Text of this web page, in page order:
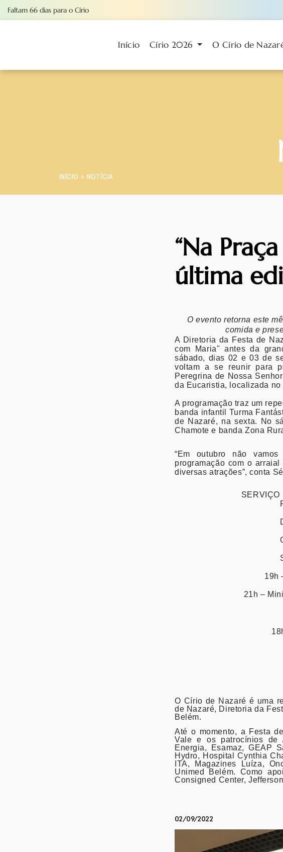
Faltam 66 dias para o Círio
Início Círio 2026 O Círio de
INÍCIO NOTÍCIA
“Na
última
O evento retorna este
comida e
A Diretoria da Festa de
com Maria" antes da
sábado, dias 02 e 03 de
voltam a se reunir para
Peregrina de Nossa
da Eucaristia, localizada
A programação traz um
banda infantil Turma
de Nazaré, na sexta. No
Chamote e banda Zona
“Em outubro não
programação com o
diversas atrações”, conta
SERVIÇO
19h
21h –
O Círio de Nazaré é uma
de Nazaré, Diretoria da
Belém.
Até o momento, a Festa
Vale e os patrocínios de
Energia, Esamaz, GEAP
Hydro, Hospital Cynthia
ITA, Magazines Luíza,
Unimed Belém. Como
Consigned Center,
02/09/2022